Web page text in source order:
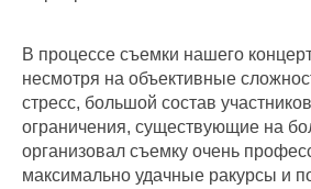
В процессе съемки нашего
несмотря на объективные
стресс, большой состав
ограничения, существующие на
организовал съемку очень
максимально удачные ракурсы и